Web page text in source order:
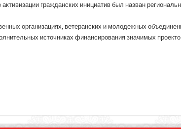
гражданских инициатив был назван
организациях, ветеранских и молодежных
источниках финансирования значимых